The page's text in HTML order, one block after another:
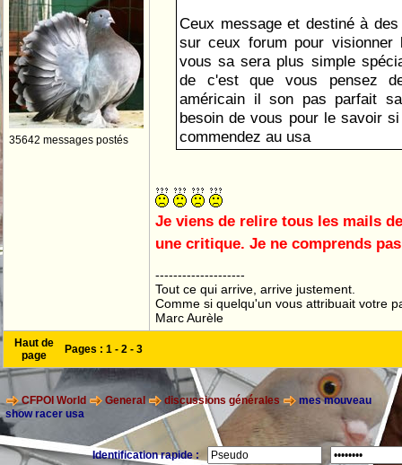
35642 messages postés
Ceux message et destiné à
sur ceux forum pour visionner
vous sa sera plus simple
de c'est que vous pensez
américain il son pas parfait
besoin de vous pour le savoir
commendez au usa
Je viens de relire tous les mails
une critique. Je ne comprends
--------------------
Tout ce qui arrive, arrive justement.
Comme si quelqu'un vous attribuait votre
Marc Aurèle
Haut de
page
Pages : 1 - 2 - 3
CFPOI World General discussions générales
mes mouveau
show racer usa
Identification rapide :